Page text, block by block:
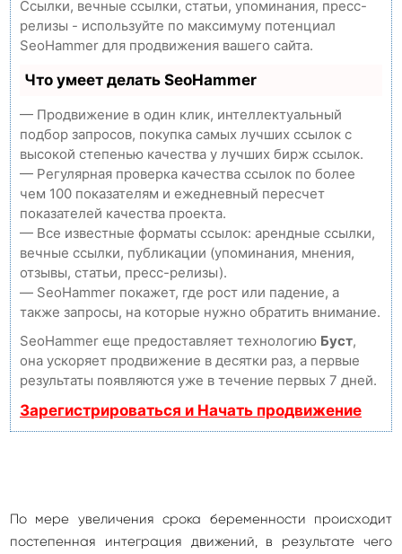
Ссылки, вечные ссылки, статьи, упоминания, пресс-
релизы - используйте по максимуму потенциал
SeoHammer для продвижения вашего сайта.
Что умеет делать SeoHammer
— Продвижение в один клик, интеллектуальный
подбор запросов, покупка самых лучших ссылок с
высокой степенью качества у лучших бирж ссылок.
— Регулярная проверка качества ссылок по более
чем 100 показателям и ежедневный пересчет
показателей качества проекта.
— Все известные форматы ссылок: арендные ссылки,
вечные ссылки, публикации (упоминания, мнения,
отзывы, статьи, пресс-релизы).
— SeoHammer покажет, где рост или падение, а
также запросы, на которые нужно обратить внимание.
SeoHammer еще предоставляет технологию Буст,
она ускоряет продвижение в десятки раз, а первые
результаты появляются уже в течение первых 7 дней.
Зарегистрироваться и Начать продвижение
По мере увеличения срока беременности происходит
постепенная интеграция движений, в результате чего